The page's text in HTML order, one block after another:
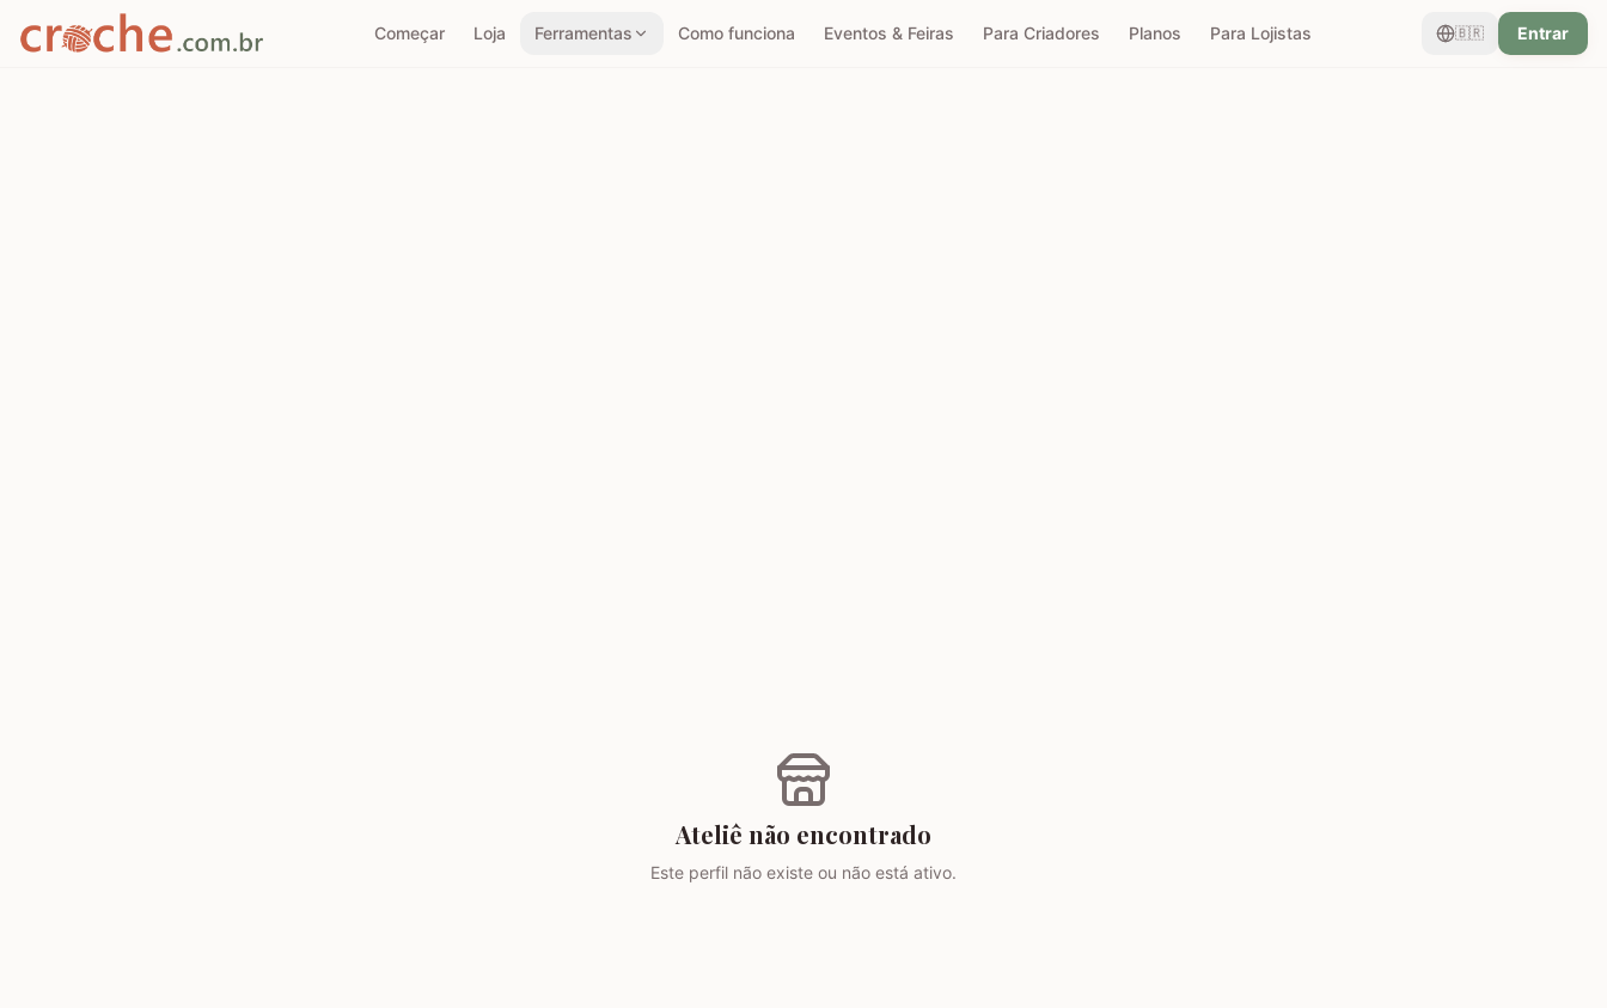
Começar Loja Ferramentas Como funciona Eventos & Feiras Para Criadores Planos Para Lojistas 🇧🇷 Entrar
Ateliê não encontrado
Este perfil não existe ou não está ativo.